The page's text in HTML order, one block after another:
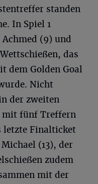
standen
In Spiel 1
(9) und
das
dem Golden Goal
Nicht
der zweiten
mit fünf Treffern
letzte Finalticket
(13), der
zudem
mit der